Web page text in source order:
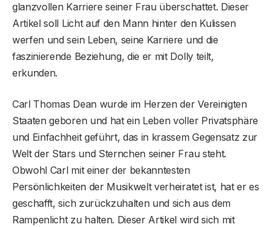
glanzvollen Karriere seiner Frau überschattet. Dieser
Artikel soll Licht auf den Mann hinter den Kulissen
werfen und sein Leben, seine Karriere und die
faszinierende Beziehung, die er mit Dolly teilt,
erkunden.
Carl Thomas Dean wurde im Herzen der Vereinigten
Staaten geboren und hat ein Leben voller Privatsphäre
und Einfachheit geführt, das in krassem Gegensatz zur
Welt der Stars und Sternchen seiner Frau steht.
Obwohl Carl mit einer der bekanntesten
Persönlichkeiten der Musikwelt verheiratet ist, hat er es
geschafft, sich zurückzuhalten und sich aus dem
Rampenlicht zu halten. Dieser Artikel wird sich mit